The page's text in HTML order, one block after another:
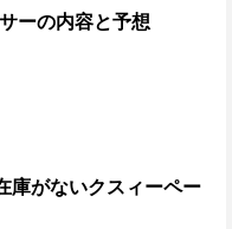
ーの内容と予想
庫がないクスィーペー